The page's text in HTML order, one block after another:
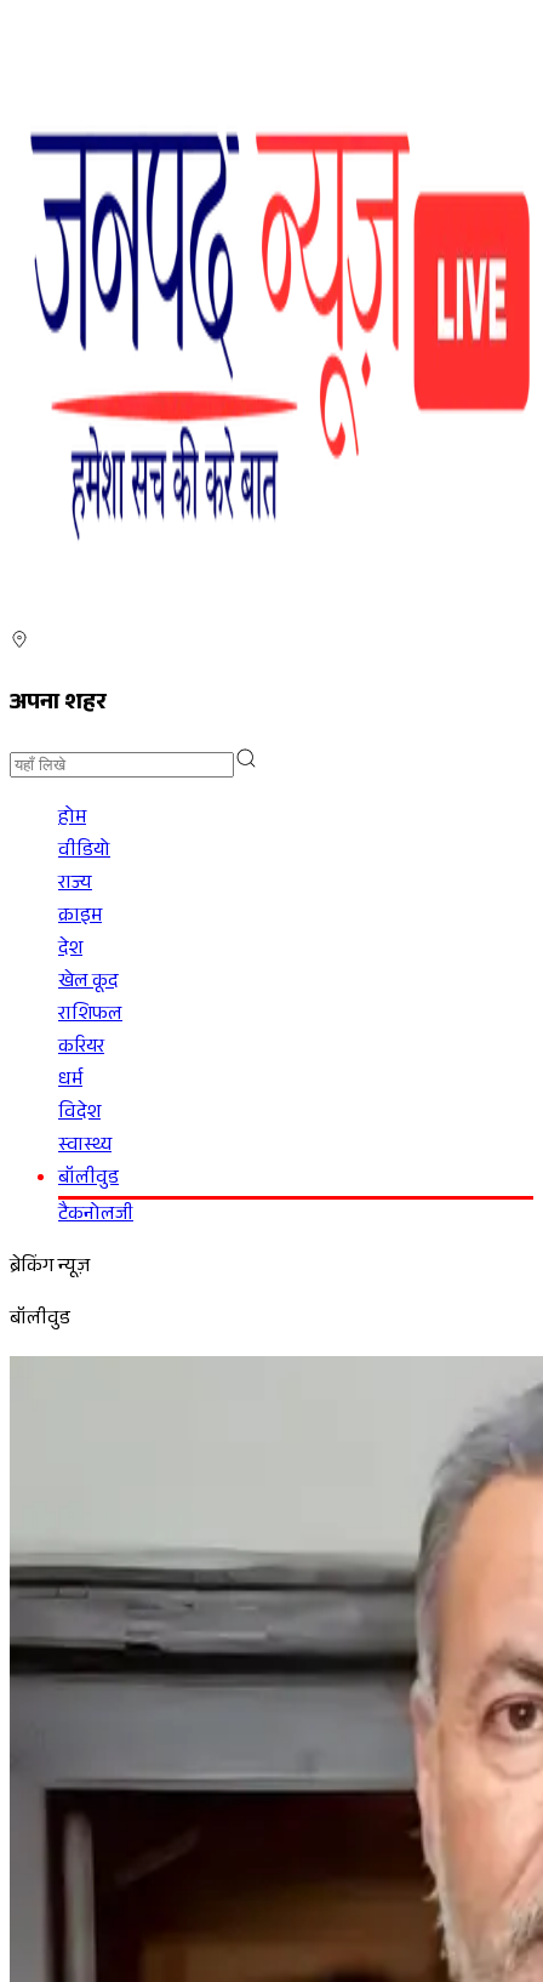
अपना शहर
होम
वीडियो
राज्य
क्राइम
देश
खेल कूद
राशिफल
करियर
धर्म
विदेश
स्वास्थ्य
बॉलीवुड
टैकनोलजी
ब्रेकिंग न्यूज़
बॉलीवुड